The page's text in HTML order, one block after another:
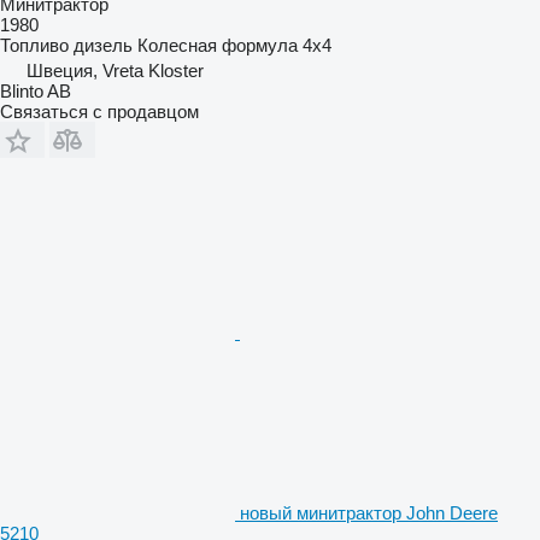
1980
Топливо дизель Колесная формула 4x4
Швеция, Vreta Kloster
Blinto AB
Связаться с продавцом
новый минитрактор John Deere
5210